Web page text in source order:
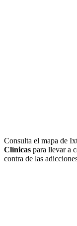
Consulta el mapa de
Clínicas para llevar a
contra de las